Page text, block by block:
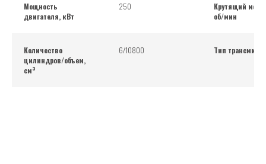
Мощность
двигателя, кВт
250
Крутящий
об/мин
Количество
цилиндров/объем,
см³
6/10800 Тип